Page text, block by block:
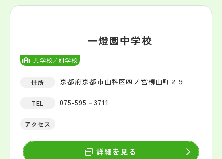
共学校／別学校
一燈園中学校
住所 京都府京都市山科区四ノ宮柳山町２９
TEL 075-595－3711
アクセス
詳細を見る